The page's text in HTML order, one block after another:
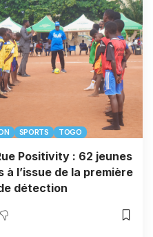
SPORTS TOGO
Positivity : 62 jeunes
à l’issue de la première
détection